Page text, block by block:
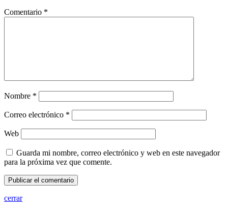
Comentario *
Nombre *
Correo electrónico *
Web
Guarda mi nombre, correo electrónico y web en este navegador
para la próxima vez que comente.
cerrar